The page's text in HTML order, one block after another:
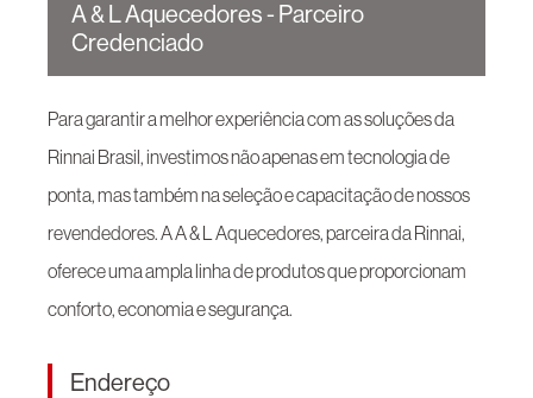
A & L Aquecedores - Parceiro
Credenciado
Para garantir a melhor experiência com as soluções da
Rinnai Brasil, investimos não apenas em tecnologia de
ponta, mas também na seleção e capacitação de nossos
revendedores. A A & L Aquecedores, parceira da Rinnai,
oferece uma ampla linha de produtos que proporcionam
conforto, economia e segurança.
Endereço